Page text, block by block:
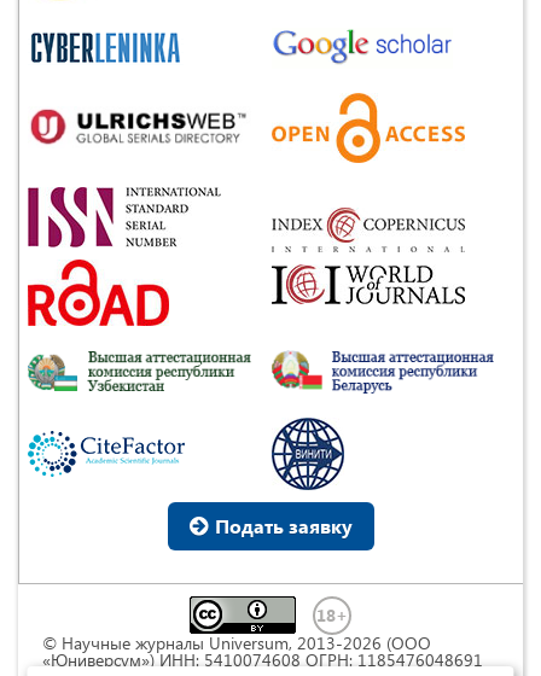
Подать заявку
© Научные журналы Universum, 2013-2026 (ООО
«Юниверсум») ИНН: 5410074608 ОГРН: 1185476048691